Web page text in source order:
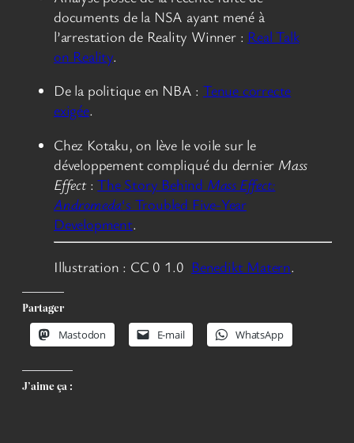
documents de la NSA ayant mené à
l’arrestation de Reality Winner : Real Talk
on Reality.
De la politique en NBA :Tenue correcte
exigée.
Chez Kotaku, on lève le voile sur le
développement compliqué du dernier Mass
Effect:The Story Behind Mass Effect:
Andromeda‘s Troubled Five-Year
Development.
Illustration : CC 0 1.0 Benedikt Matern.
Partager
Mastodon
E-mail WhatsApp
J’aime ça :